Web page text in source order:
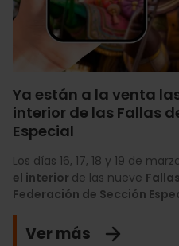
Ya están a la venta
interior de las Fallas
Especial
Los días 16, 17, 18 y 19 de
el interior de las nueve
Federación de Sección
Ver más